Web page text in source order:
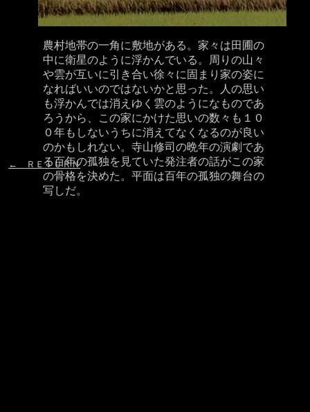
← ＲＥＴＵＲＮ
農村地帯の一角に敷地がある。家々は田圃の
中に衛星のように浮かんでいる。周りの山々
や雲が互いに引き合い徐々に固まり家の姿に
なればいいのではないかと思った。人の思い
も浮かんでは消えゆく雲のようになものであ
ろうから、この家にかけた思いの数々も１０
０年もしないうちに消えてなくなるのが良い
のかもしれない。寺山修司の晩年の演劇であ
る百年の孤独を見ていた発注者の話がこの家
の骨格を決めた。平面は百年の孤独の舞台の
写しだ。